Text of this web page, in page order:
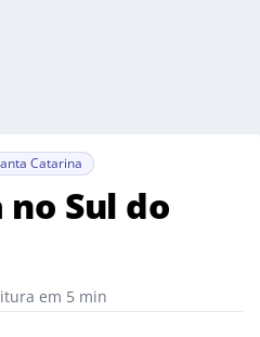
Catarina
no Sul do
em 5 min